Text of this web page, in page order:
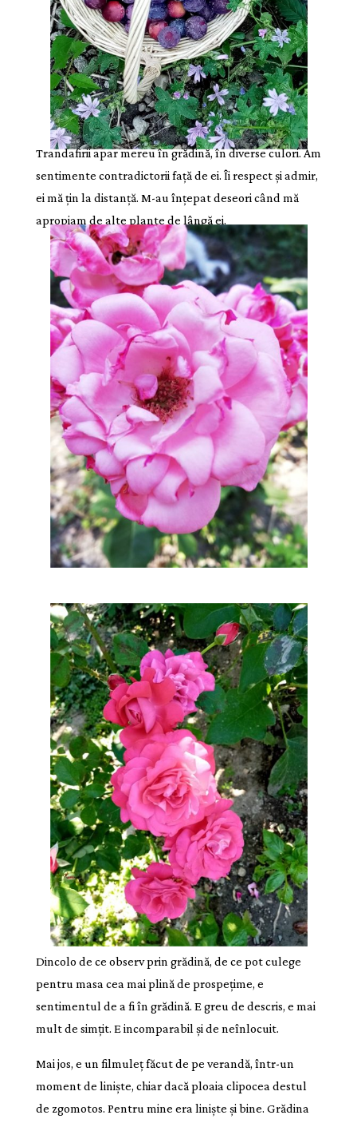
Trandafirii apar mereu în grădină, în diverse culori. Am
sentimente contradictorii față de ei. Îi respect și admir,
ei mă țin la distanță. M-au înțepat deseori când mă
apropiam de alte plante de lângă ei.
Dincolo de ce observ prin grădină, de ce pot culege
pentru masa cea mai plină de prospețime, e
sentimentul de a fi în grădină. E greu de descris, e mai
mult de simțit. E incomparabil și de neînlocuit.
Mai jos, e un filmuleț făcut de pe verandă, într-un
moment de liniște, chiar dacă ploaia clipocea destul
de zgomotos. Pentru mine era liniște și bine. Grădina